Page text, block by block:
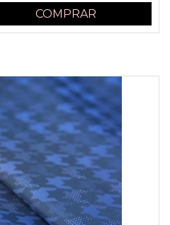
COMPRAR